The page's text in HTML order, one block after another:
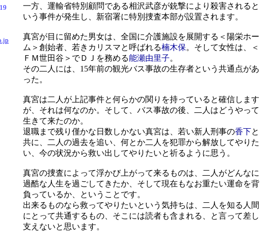
一方、運輸省特別顧問である相沢武彦が銃撃により殺害されると
いう事件が発生し、新宿署に特別捜査本部が設置されます。
真宮が目に留めた男女は、全国に介護施設を展開する＜陽栄ホー
ム＞創始者、若きカリスマと呼ばれる楠木保。そして女性は、＜
ＦＭ世田谷＞でＤＪを務める能瀬由里子。
その二人には、15年前の観光バス事故の生存者という共通点があ
った。
真宮は二人が上記事件と何らかの関りを持っていると確信します
が、それは何なのか。そして、バス事故の後、二人はどうやって
生きて来たのか。
退職まで残り僅かな日数しかない真宮は、若い新人刑事の香下と
共に、二人の過去を追い、何とか二人を犯罪から解放してやりた
い、今の状況から救い出してやりたいと祈るように思う。
真宮の捜査によって浮かび上がって来るものは、二人がどんなに
過酷な人生を過ごしてきたか、そして現在もなお重たい運命を背
負っているか、ということです。
出来るものなら救ってやりたいという気持ちは、二人を知る人間
にとって共通するもの、そこには読者も含まれる、と言って差し
支えないと思います。